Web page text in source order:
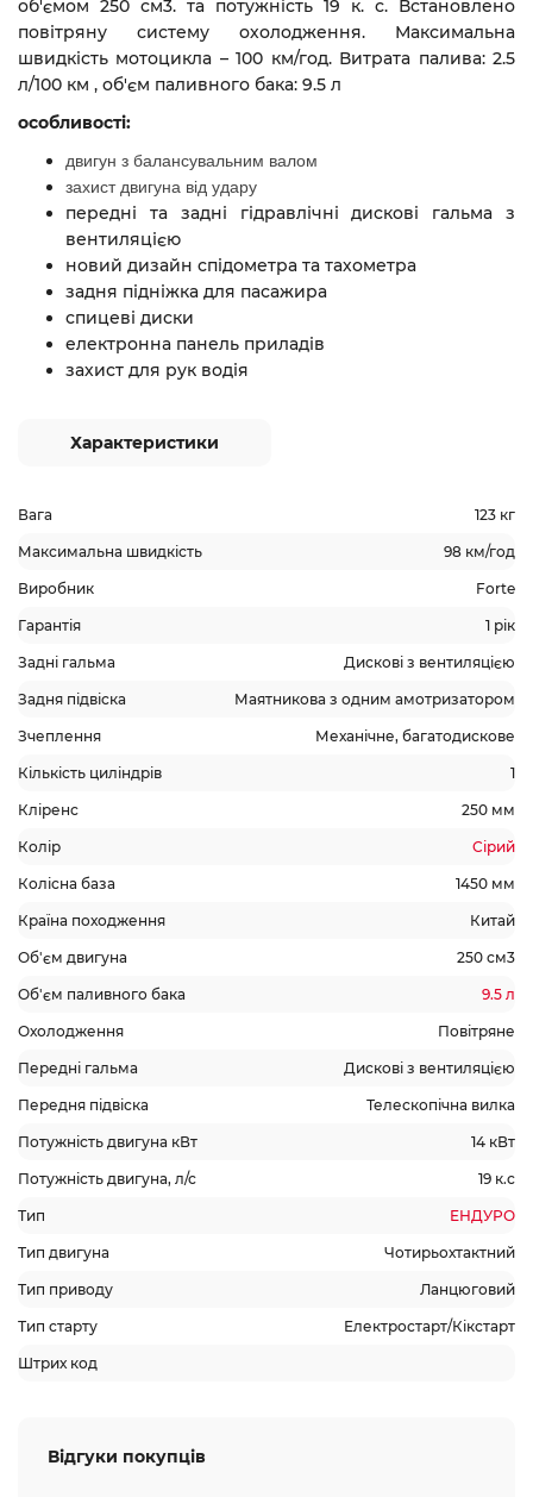
об'ємом 250 см3. та потужність 19 к. с. Встановлено
повітряну систему охолодження.
Максимальна
швидкість мотоцикла – 100 км/год. Витрата палива: 2.5
л/100 км , об'єм паливного бака: 9.5 л
особливості:
двигун з балансувальним валом
захист двигуна від удару
передні та задні гідравлічні дискові гальма з
вентиляцією
новий дизайн спідометра та тахометра
задня підніжка для пасажира
спицеві диски
електронна панель приладів
захист для рук водія
Характеристики
Вага 123 кг
Максимальна швидкість 98 км/год
Виробник Forte
Гарантія 1 рік
Задні гальма Дискові з вентиляцією
Задня підвіска Маятникова з одним амотризатором
Зчеплення Механічне, багатодискове
Кількість циліндрів 1
Кліренс 250 мм
Колір Сірий
Колісна база 1450 мм
Країна походження Китай
Об'єм двигуна 250 см3
Об'єм паливного бака 9.5 л
Охолодження Повітряне
Передні гальма Дискові з вентиляцією
Передня підвіска Телескопічна вилка
Потужність двигуна кВт 14 кВт
Потужність двигуна, л/с 19 к.с
Тип ЕНДУРО
Тип двигуна Чотирьохтактний
Тип приводу Ланцюговий
Тип старту Електростарт/Кікстарт
Штрих код
Відгуки покупців